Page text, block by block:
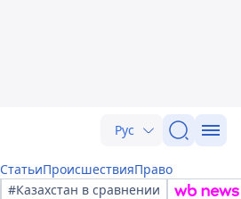
Рус
СтатьиПроисшествияПраво
#Казахстан в сравнении